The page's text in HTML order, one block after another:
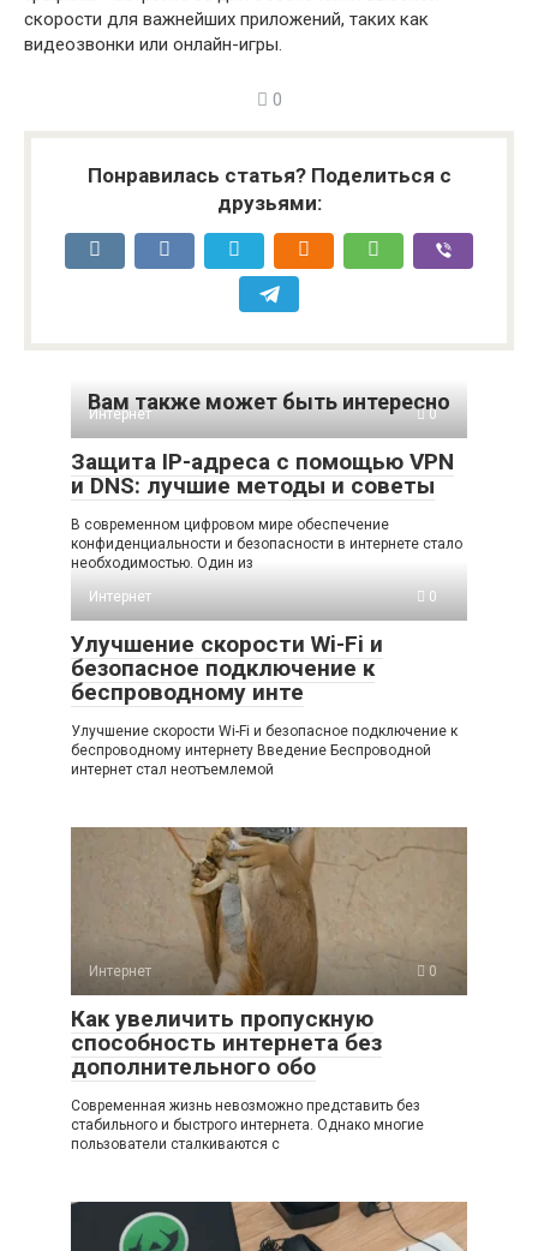
скорости для важнейших приложений, таких как
видеозвонки или онлайн-игры.
0
Понравилась статья? Поделиться с
друзьями:
Вам также может быть интересно
Интернет 0
Защита IP-адреса с помощью VPN
и DNS: лучшие методы и советы
В современном цифровом мире обеспечение
конфиденциальности и безопасности в интернете стало
необходимостью. Один из
Интернет
0
Улучшение скорости Wi-Fi и
безопасное подключение к
беспроводному инте
Улучшение скорости Wi-Fi и безопасное подключение к
беспроводному интернету Введение Беспроводной
интернет стал неотъемлемой
Интернет 0
Как увеличить пропускную
способность интернета без
дополнительного обо
Современная жизнь невозможно представить без
стабильного и быстрого интернета. Однако многие
пользователи сталкиваются с